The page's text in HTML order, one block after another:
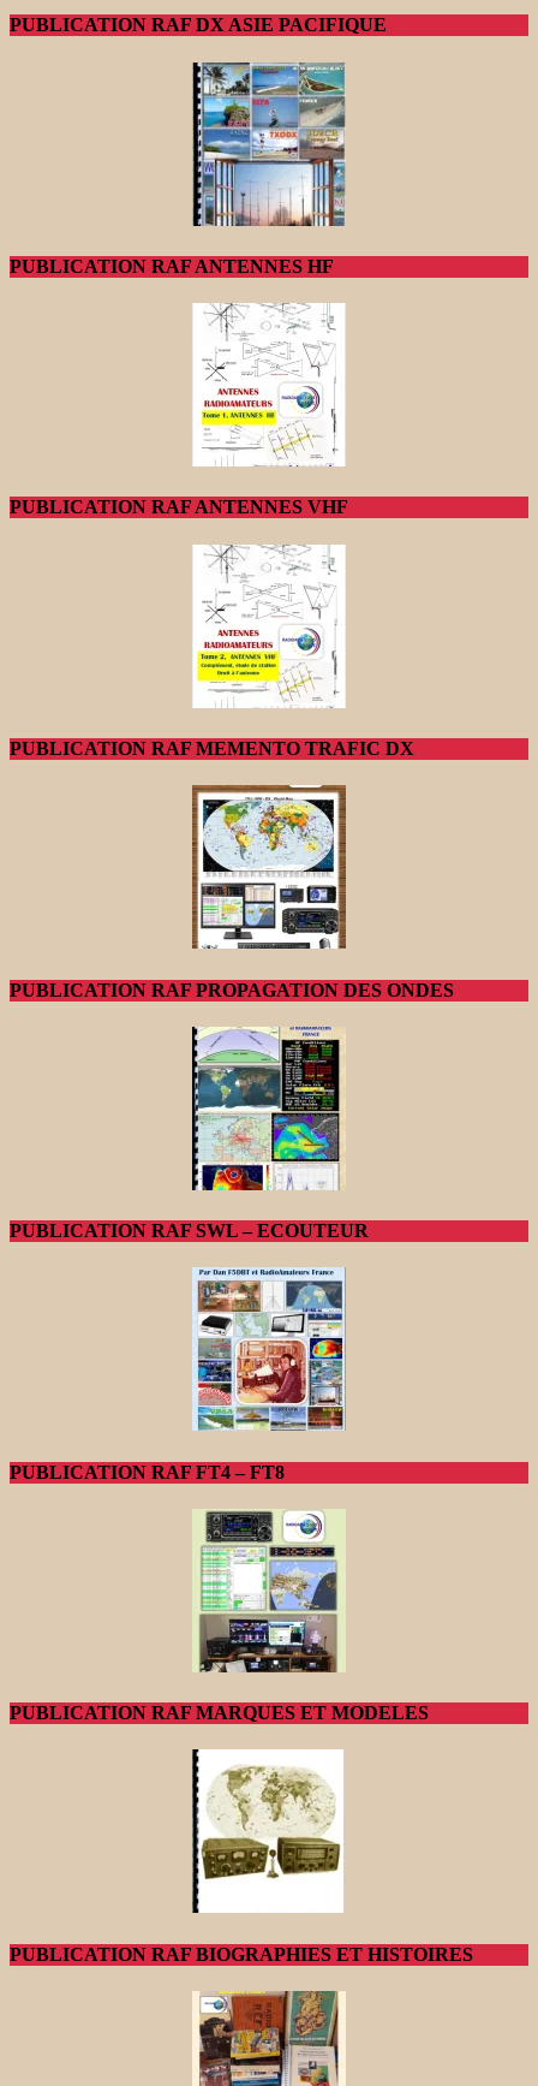
PUBLICATION RAF DX ASIE PACIFIQUE
PUBLICATION RAF ANTENNES HF
PUBLICATION RAF ANTENNES VHF
PUBLICATION RAF MEMENTO TRAFIC DX
PUBLICATION RAF PROPAGATION DES ONDES
PUBLICATION RAF SWL – ECOUTEUR
PUBLICATION RAF FT4 – FT8
PUBLICATION RAF MARQUES ET MODELES
PUBLICATION RAF BIOGRAPHIES ET HISTOIRES